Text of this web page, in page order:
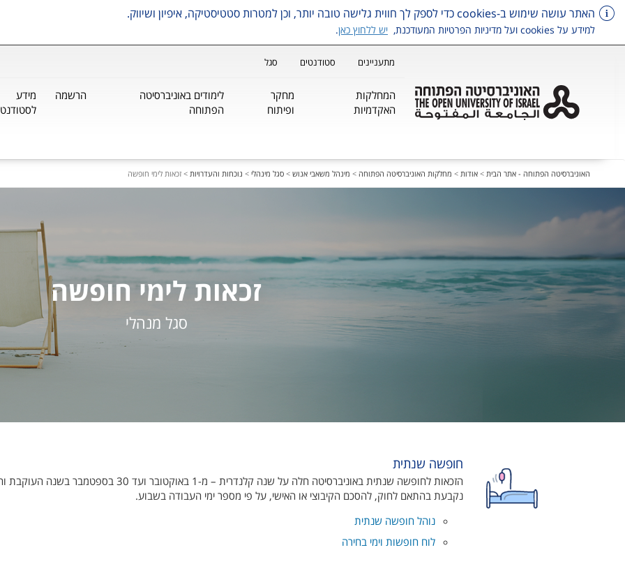
האתר עושה שימוש ב-cookies כדי לספק לך חווית גלישה טובה יותר, וכן למטרות סטטיסטיקה, איפיון ושיווק.
למידע על cookies ועל מדיניות הפרטיות המעודכנת, יש ללחוץ כאן.
מתעניינים סטודנטים סגל
המחלקות
האקדמיות
מחקר
ופיתוח
לימודים באוניברסיטה
הפתוחה
הרשמה
מידע
האוניברסיטה הפתוחה - אתר הבית > אודות > מחלקות האוניברסיטה הפתוחה > מינהל משאבי אנוש > סגל מינהלי > נוכחות והעדרויות > זכאות לימי חופשה
זכאות לימי חופשה
סגל מנהלי
חופשה שנתית
הזכאות לחופשה שנתית באוניברסיטה חלה על שנה קלנדרית – מ-1 באוקטובר ועד 30 בספטמבר בשנה
נקבעת בהתאם לחוק, להסכם הקיבוצי או האישי, על פי מספר ימי העבודה בשבוע.
נוהל חופשה שנתית
לוח חופשות וימי בחירה